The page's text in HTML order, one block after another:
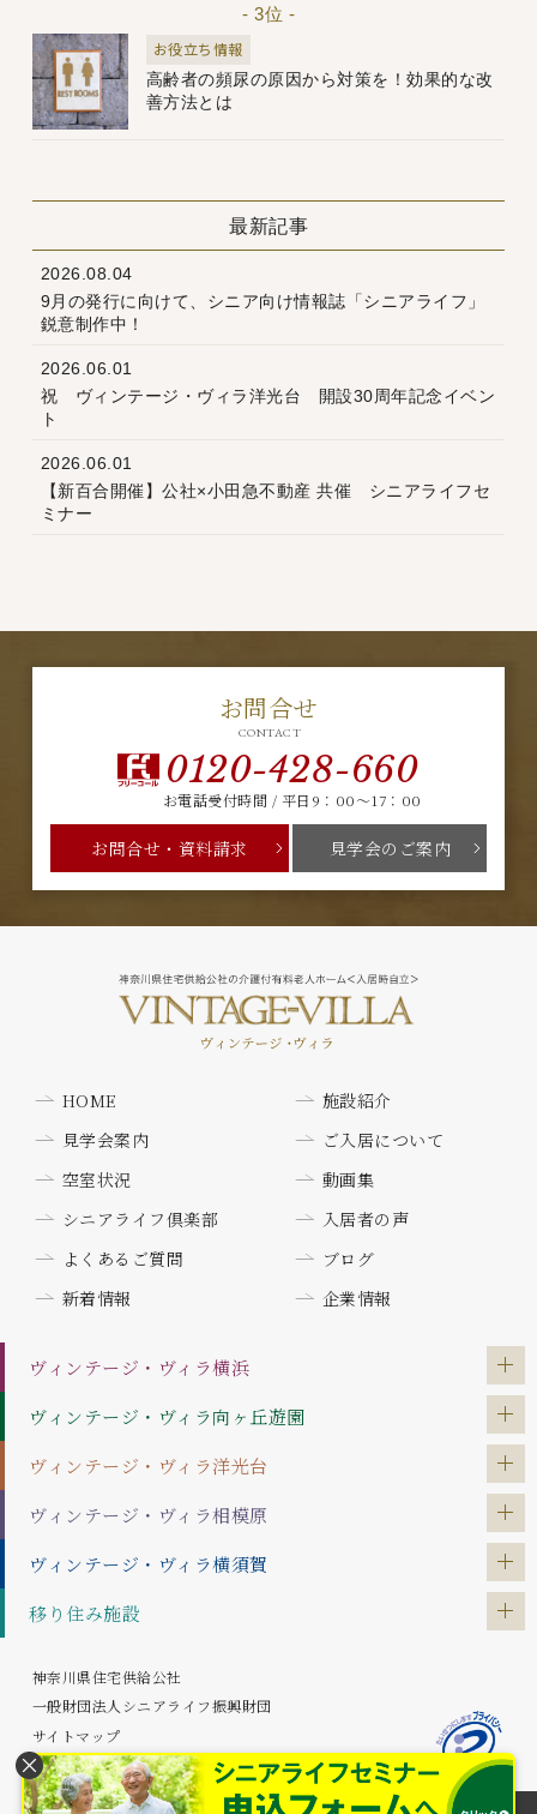
- 3位 -
お役立ち情報
高齢者の頻尿の原因から対策を！効果的な改
善方法とは
最新記事
2026.08.04
9月の発行に向けて、シニア向け情報誌「シニアライフ」
鋭意制作中！
2026.06.01
祝 ヴィンテージ・ヴィラ洋光台 開設30周年記念イベン
ト
2026.06.01
【新百合開催】公社×小田急不動産 共催 シニアライフセ
ミナー
お問合せ
CONTACT
0120-428-660
お電話受付時間 / 平日9：00～17：00
お問合せ・資料請求 見学会のご案内
HOME
施設紹介
見学会案内
ご入居について
空室状況
動画集
シニアライフ倶楽部
入居者の声
よくあるご質問
ブログ
新着情報
企業情報
ヴィンテージ・ヴィラ横浜
ヴィンテージ・ヴィラ向ヶ丘遊園
ヴィンテージ・ヴィラ洋光台
ヴィンテージ・ヴィラ相模原
ヴィンテージ・ヴィラ横須賀
移り住み施設
神奈川県住宅供給公社
一般財団法人シニアライフ振興財団
サイトマップ
プライバシーポリシー